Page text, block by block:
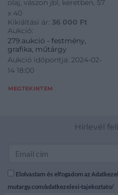
olaj, vászon jbl, keretben, 57
x 40
Kikiáltási ár: 36 000 Ft
Aukció:
279.aukció - festmény,
grafika, műtárgy
Aukció időpontja: 2024-02-
14 18:00
MEGTEKINTEM
Hírlevél
Elolvastam és elfogadom az
mutargy.com/adatkezelesi-tajekoztato/